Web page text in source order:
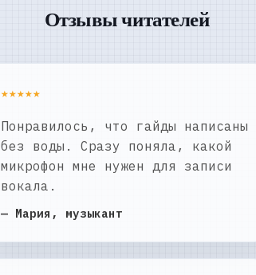
Отзывы читателей
★★★★★
Понравилось, что гайды написаны
без воды. Сразу поняла, какой
микрофон мне нужен для записи
вокала.
— Мария, музыкант